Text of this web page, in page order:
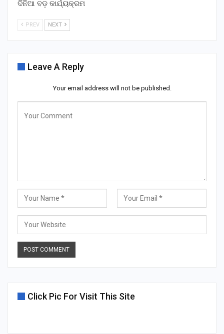
ଦିନିଆ ବଡ଼ କାର୍ଯ୍ୟକ୍ରମ
PREV NEXT
Leave A Reply
Your email address will not be published.
Click Pic For Visit This Site